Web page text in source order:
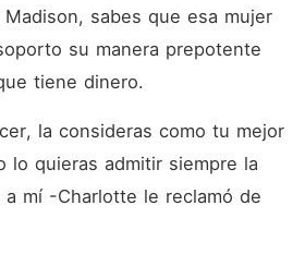
sabes que esa mujer
su manera prepotente
tiene dinero.
la consideras como tu mejor
lo quieras admitir siempre la
mí -Charlotte le reclamó de